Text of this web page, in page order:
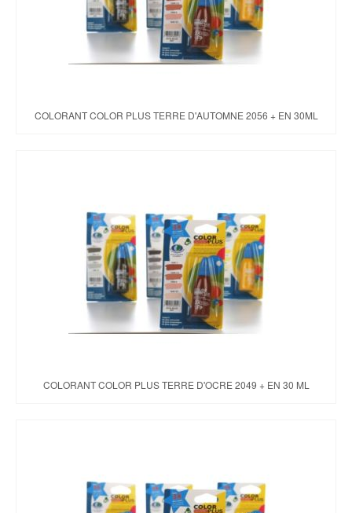
COLORANT COLOR PLUS TERRE D'AUTOMNE 2056 + EN 30ML
COLORANT COLOR PLUS TERRE D'OCRE 2049 + EN 30 ML